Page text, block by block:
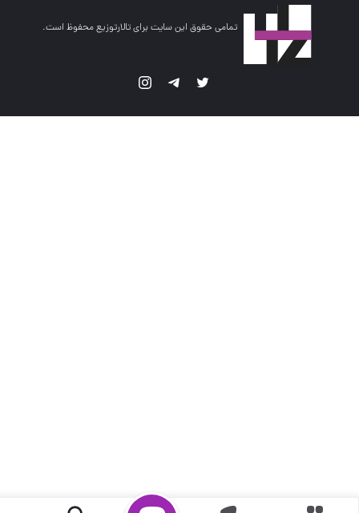
تمامی حقوق این سایت برای تالارتوزیع محفوظ است.